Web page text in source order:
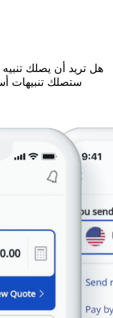
هل تريد أن يصلك
ستصلك تنبيهات